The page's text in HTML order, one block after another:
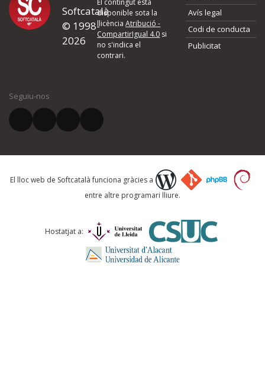
Softcatalà
© 1998-
2026
El contingut està
disponible sota la
llicènciaAtribució -
CompartirIgual 4.0 si
no s'indica el
contrari.
Avís legal
Codi de conducta
Publicitat
Seguiu-nos
El lloc web de Softcatalà funciona gràcies a
entre altre programari lliure.
Hostatjat a: